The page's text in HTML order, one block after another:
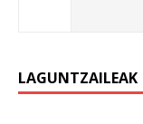
LAGUNTZAILEAK